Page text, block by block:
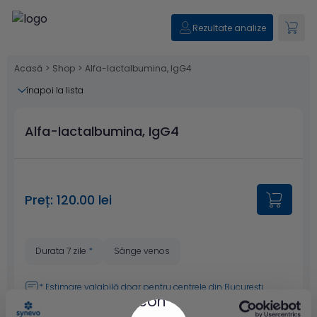
Rezultate analize
Acasă > Shop > Alfa-lactalbumina, IgG4
înapoi la lista
Alfa-lactalbumina, IgG4
Preț: 120.00 lei
Durata 7 zile * Sânge venos
* Estimare valabilă doar pentru centrele din București